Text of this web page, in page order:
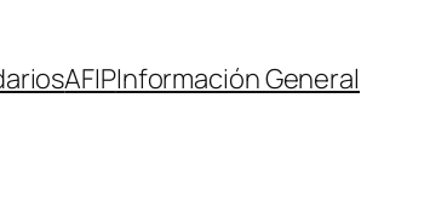
AFIPInformación General